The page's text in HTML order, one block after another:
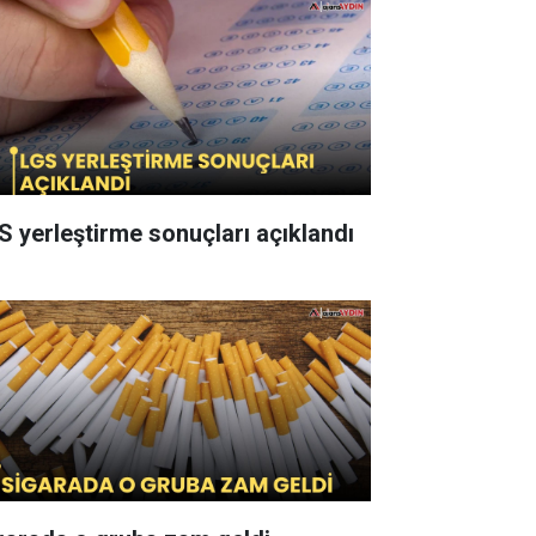
yerleştirme sonuçları açıklandı